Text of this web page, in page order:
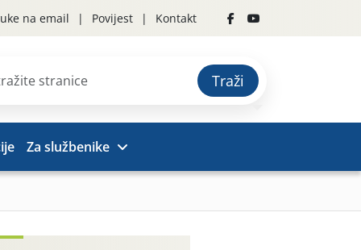
na email Povijest Kontakt
Traži
Za službenike